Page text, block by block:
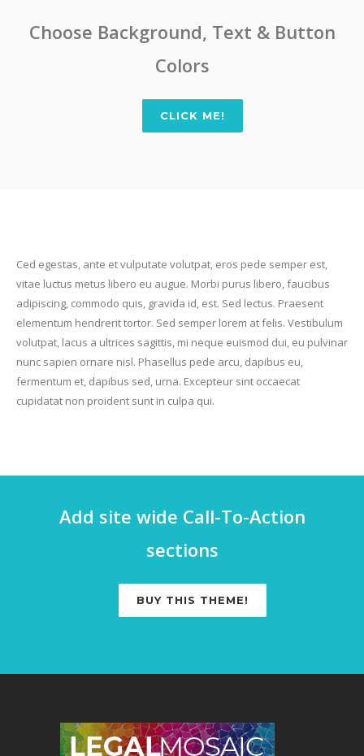
Choose Background, Text & Button
Colors
CLICK ME!
Ced egestas, ante et vulputate volutpat, eros pede semper est,
vitae luctus metus libero eu augue. Morbi purus libero, faucibus
adipiscing, commodo quis, gravida id, est. Sed lectus. Praesent
elementum hendrerit tortor. Sed semper lorem at felis. Vestibulum
volutpat, lacus a ultrices sagittis, mi neque euismod dui, eu pulvinar
nunc sapien ornare nisl. Phasellus pede arcu, dapibus eu,
fermentum et, dapibus sed, urna. Excepteur sint occaecat
cupidatat non proident sunt in culpa qui.
Add site wide Call-To-Action
sections
BUY THIS THEME!